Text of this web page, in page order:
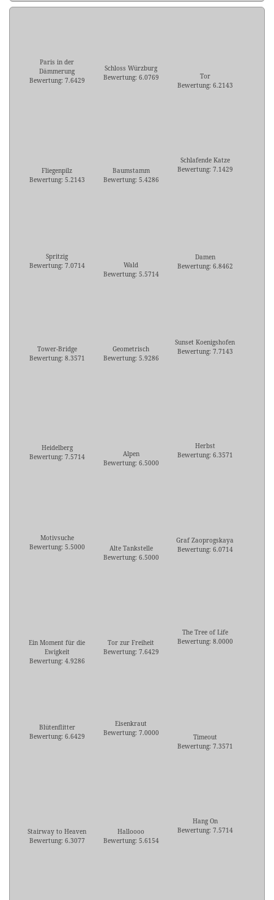
Paris in der
Dämmerung
Bewertung: 7.6429
Schloss Würzburg
Bewertung: 6.0769
Tor
Bewertung: 6.2143
Fliegenpilz
Bewertung: 5.2143
Baumstamm
Bewertung: 5.4286
Schlafende Katze
Bewertung: 7.1429
Spritzig
Bewertung: 7.0714
Wald
Bewertung: 5.5714
Damen
Bewertung: 6.8462
Tower-Bridge
Bewertung: 8.3571
Geometrisch
Bewertung: 5.9286
Sunset Koenigshofen
Bewertung: 7.7143
Heidelberg
Bewertung: 7.5714
Alpen
Bewertung: 6.5000
Herbst
Bewertung: 6.3571
Motivsuche
Bewertung: 5.5000
Alte Tankstelle
Bewertung: 6.5000
Graf Zaoprogskaya
Bewertung: 6.0714
Ein Moment für die
Ewigkeit
Bewertung: 4.9286
Tor zur Freiheit
Bewertung: 7.6429
The Tree of Life
Bewertung: 8.0000
Blütenflitter
Bewertung: 6.6429
Eisenkraut
Bewertung: 7.0000
Timeout
Bewertung: 7.3571
Stairway to Heaven
Bewertung: 6.3077
Halloooo
Bewertung: 5.6154
Hang On
Bewertung: 7.5714